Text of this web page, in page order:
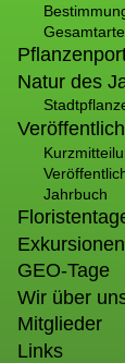
Natur des
Jahrbuch
Exkursionen
GEO-Tage
Wir über
Mitglieder
Links